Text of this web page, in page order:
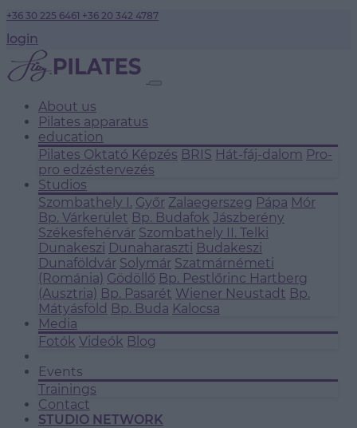
+36 30 225 6461 +36 20 342 4787
login
About us
Pilates apparatus
education
Pilates Oktató Képzés BRIS Hát-fáj-dalom Pro-
pro edzéstervezés
Studios
Szombathely I. Győr Zalaegerszeg Pápa Mór
Bp. Várkerület Bp. Budafok Jászberény
Székesfehérvár Szombathely II. Telki
Dunakeszi Dunaharaszti Budakeszi
Dunaföldvár Solymár Szatmárnémeti
(Románia) Gödöllő Bp. Pestlőrinc Hartberg
(Ausztria) Bp. Pasarét Wiener Neustadt Bp.
Mátyásföld Bp. Buda Kalocsa
Media
Fotók Videók Blog
Events
Trainings
Contact
STUDIO NETWORK